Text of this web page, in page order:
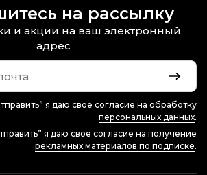
на рассылку
и акции на ваш электронный
адрес
я даю свое согласие на обработку
персональных данных.
я даю свое согласие на получение
рекламных материалов по подписке.